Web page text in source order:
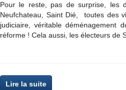
Pour le reste, pas de surprise, les
Neufchateau, Saint Dié, toutes des
judiciaire, véritable déménagement
réforme ! Cela aussi, les électeurs de
Lire la suite